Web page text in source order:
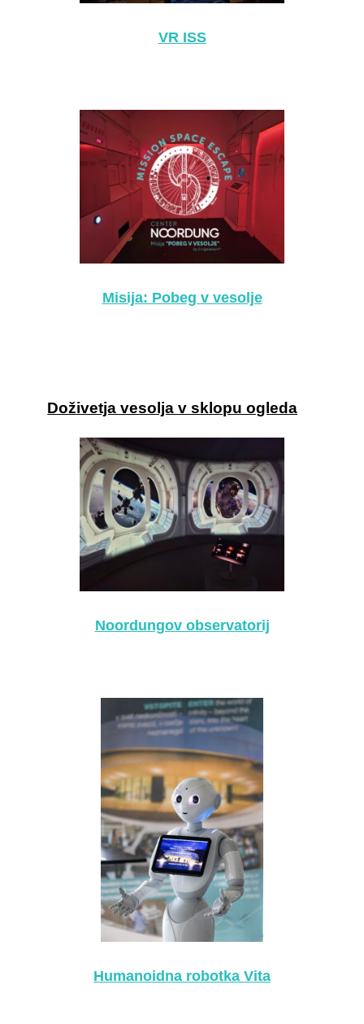
VR ISS
Misija: Pobeg v vesolje
Doživetja vesolja v sklopu ogleda
Noordungov observatorij
Humanoidna robotka Vita